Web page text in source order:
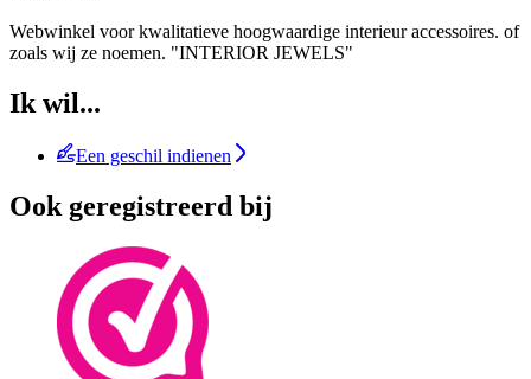
Webwinkel voor kwalitatieve hoogwaardige interieur accessoires. of
zoals wij ze noemen. "INTERIOR JEWELS"
Ik wil...
Een geschil indienen
Ook geregistreerd bij